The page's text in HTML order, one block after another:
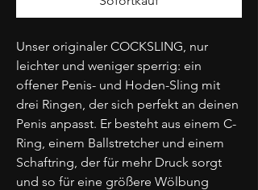
Unser originaler COCKSLING, nur
leichter und weniger sperrig: ein
offener Penis- und Hoden-Sling mit
drei Ringen, der sich perfekt an deinen
Penis anpasst. Er besteht aus einem C-
Ring, einem Ballstretcher und einem
Schaftring, der für mehr Druck sorgt
und so für eine größere Wölbung